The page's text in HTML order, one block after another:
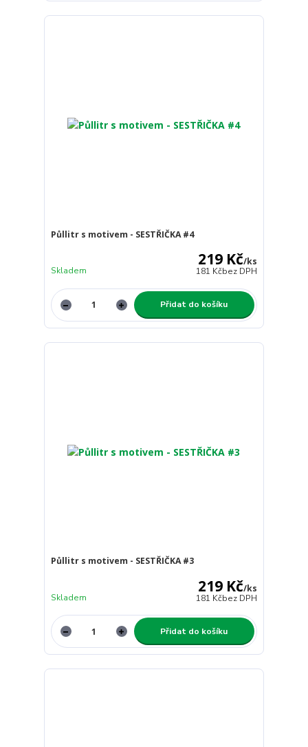
Půllitr s motivem - SESTŘIČKA #4
219 Kč/ks
181 Kčbez DPH
Skladem
Přidat do košíku
Půllitr s motivem - SESTŘIČKA #3
219 Kč/ks
181 Kčbez DPH
Skladem
Přidat do košíku